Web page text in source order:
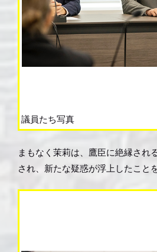
議員たち写真
まもなく茉莉は、鷹臣に絶縁され
され、新たな疑惑が浮上したこと